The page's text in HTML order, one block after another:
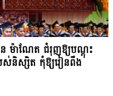
ម៉ាណែត ជំរុញឱ្យបណ្តុះ
ស់និស្សិត កុំឱ្យរៀនពឹង